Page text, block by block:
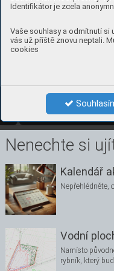
Identifikátor je zcela
Vaše souhlasy a odmítnutí si
vás už příště znovu neptali.
cookies
1/2021 4
Nenechte si
Kalendář
Nepřehlédněte,
Vodní
Namísto
rybník, který